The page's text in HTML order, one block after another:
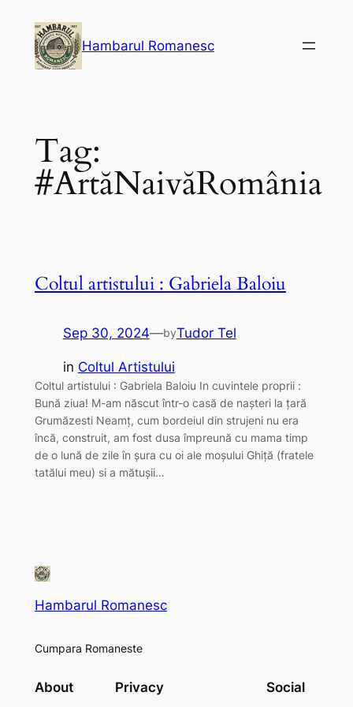
content
Hambarul Romanesc
Tag:
#ArtăNaivăRomânia
Coltul artistului : Gabriela Baloiu
Sep 30, 2024—byTudor Tel
in Coltul Artistului
Coltul artistului : Gabriela Baloiu In cuvintele proprii :
Bună ziua! M-am născut într-o casă de nașteri la țară
Grumăzesti Neamț, cum bordeiul din strujeni nu era
încă, construit, am fost dusa împreună cu mama timp
de o lună de zile în șura cu oi ale moșului Ghiță (fratele
tatălui meu) si a mătușii…
Hambarul Romanesc
Cumpara Romaneste
About Privacy Social